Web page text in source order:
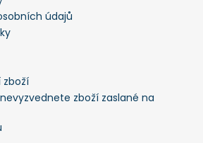
údajů
zboží
zboží zaslané na